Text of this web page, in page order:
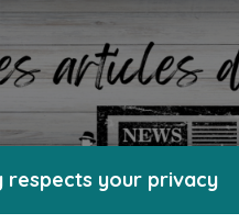
respects your privacy